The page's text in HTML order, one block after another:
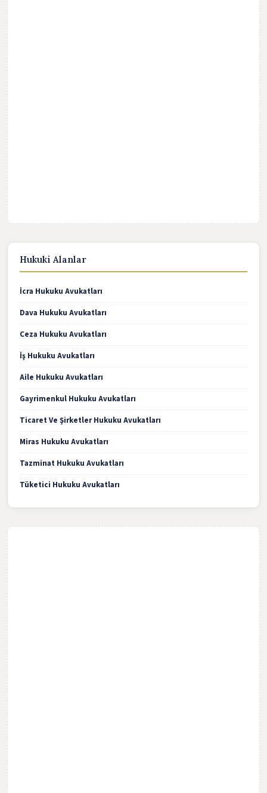
Hukuki Alanlar
İcra Hukuku Avukatları
Dava Hukuku Avukatları
Ceza Hukuku Avukatları
İş Hukuku Avukatları
Aile Hukuku Avukatları
Gayrimenkul Hukuku Avukatları
Ticaret Ve Şirketler Hukuku Avukatları
Miras Hukuku Avukatları
Tazminat Hukuku Avukatları
Tüketici Hukuku Avukatları